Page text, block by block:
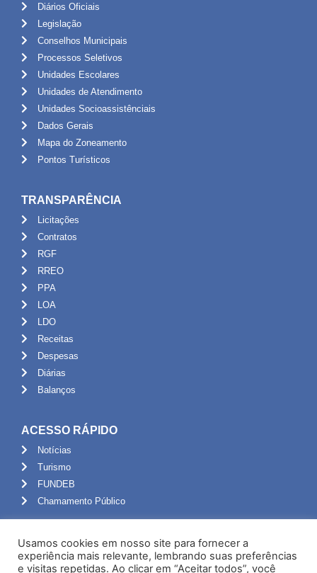
Diários Oficiais
Legislação
Conselhos Municipais
Processos Seletivos
Unidades Escolares
Unidades de Atendimento
Unidades Socioassistênciais
Dados Gerais
Mapa do Zoneamento
Pontos Turísticos
TRANSPARÊNCIA
Licitações
Contratos
RGF
RREO
PPA
LOA
LDO
Receitas
Despesas
Diárias
Balanços
ACESSO RÁPIDO
Notícias
Turismo
FUNDEB
Chamamento Público
Portal do Servidor
Usamos cookies em nosso site para fornecer a
experiência mais relevante, lembrando suas preferências
e visitas repetidas. Ao clicar em “Aceitar todos”, você